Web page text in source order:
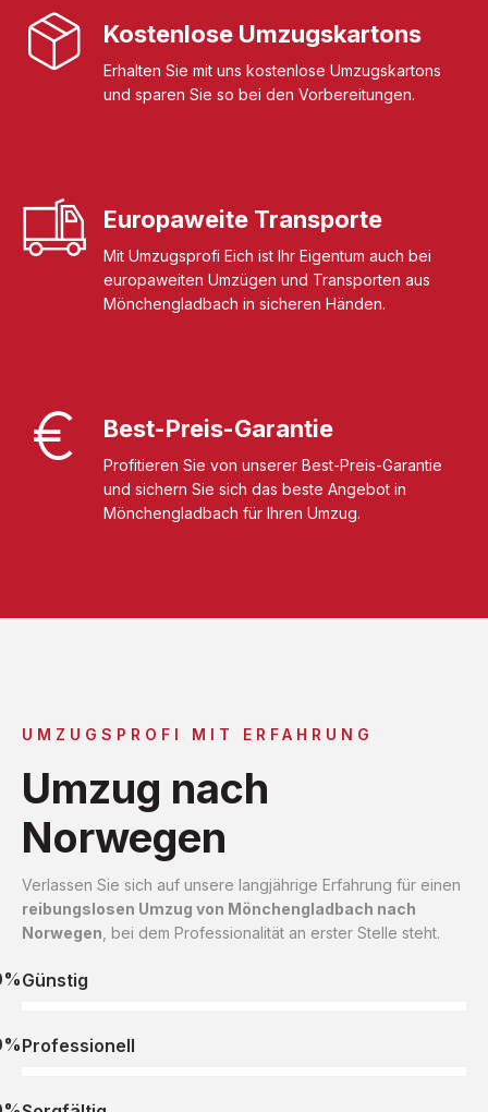
Kostenlose Umzugskartons
Erhalten Sie mit uns kostenlose Umzugskartons
und sparen Sie so bei den Vorbereitungen.
Europaweite Transporte
Mit Umzugsprofi Eich ist Ihr Eigentum auch bei
europaweiten Umzügen und Transporten aus
Mönchengladbach in sicheren Händen.
Best-Preis-Garantie
Profitieren Sie von unserer Best-Preis-Garantie
und sichern Sie sich das beste Angebot in
Mönchengladbach für Ihren Umzug.
UMZUGSPROFI MIT ERFAHRUNG
Umzug nach
Norwegen
Verlassen Sie sich auf unsere langjährige Erfahrung für einen
reibungslosen Umzug von Mönchengladbach nach
Norwegen , bei dem Professionalität an erster Stelle steht.
Günstig
Professionell